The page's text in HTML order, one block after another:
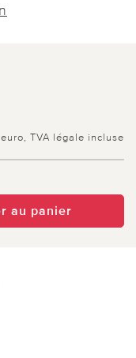
TVA légale incluse
au panier